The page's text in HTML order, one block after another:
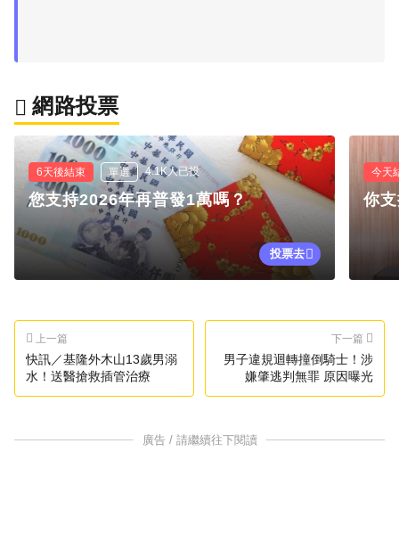
網路投票
6天後結束 單選 4.1K人已投
您支持2026年再普發1萬嗎？
投票去
今天
你
上一篇
快訊／基隆外木山13歲男溺
水！送醫搶救插管治療
下一篇
男子違規迴轉撞倒騎士！涉
嫌肇逃判無罪 原因曝光
廣告 / 請繼續往下閱讀